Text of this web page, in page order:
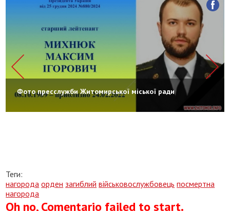
Фото пресслужби Житомирської міської ради
Теги:
нагорода орден загиблий військовослужбовець посмертна
нагорода
Oh no, Comentario failed to start.